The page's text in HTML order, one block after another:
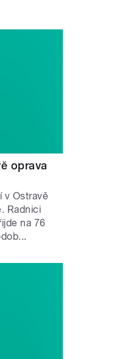
oprava
v Ostravě
Radnici
na 76